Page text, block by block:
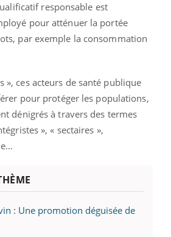
responsable est
pour atténuer la portée
par exemple la consommation
», ces acteurs de santé publique
pour protéger les populations,
dénigrés à travers des termes
», « sectaires »,
: Une promotion déguisée de